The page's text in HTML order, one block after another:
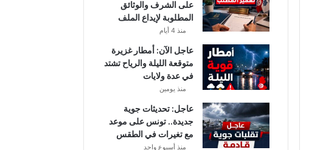
أ
ب
ا
ل
إ
ف
ق
ي
على الشرف والوثائق
المطلوبة لإيداع الملف
منذ 4 أيام
عاجل الآن: أمطار غزيرة
متوقعة الليلة والرياح تشتد
في عدة ولايات
منذ يومين
عاجل: تحديثات جوية
جديدة.. تونس على موعد
مع تغيرات في الطقس
منذ أسبوع واحد